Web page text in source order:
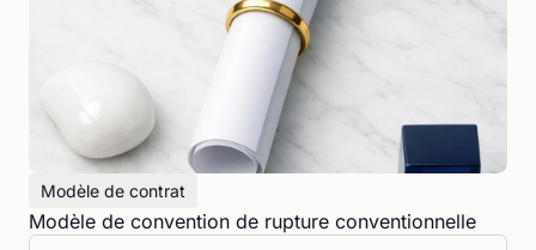
Modèle de contrat
Modèle de convention de rupture conventionnelle